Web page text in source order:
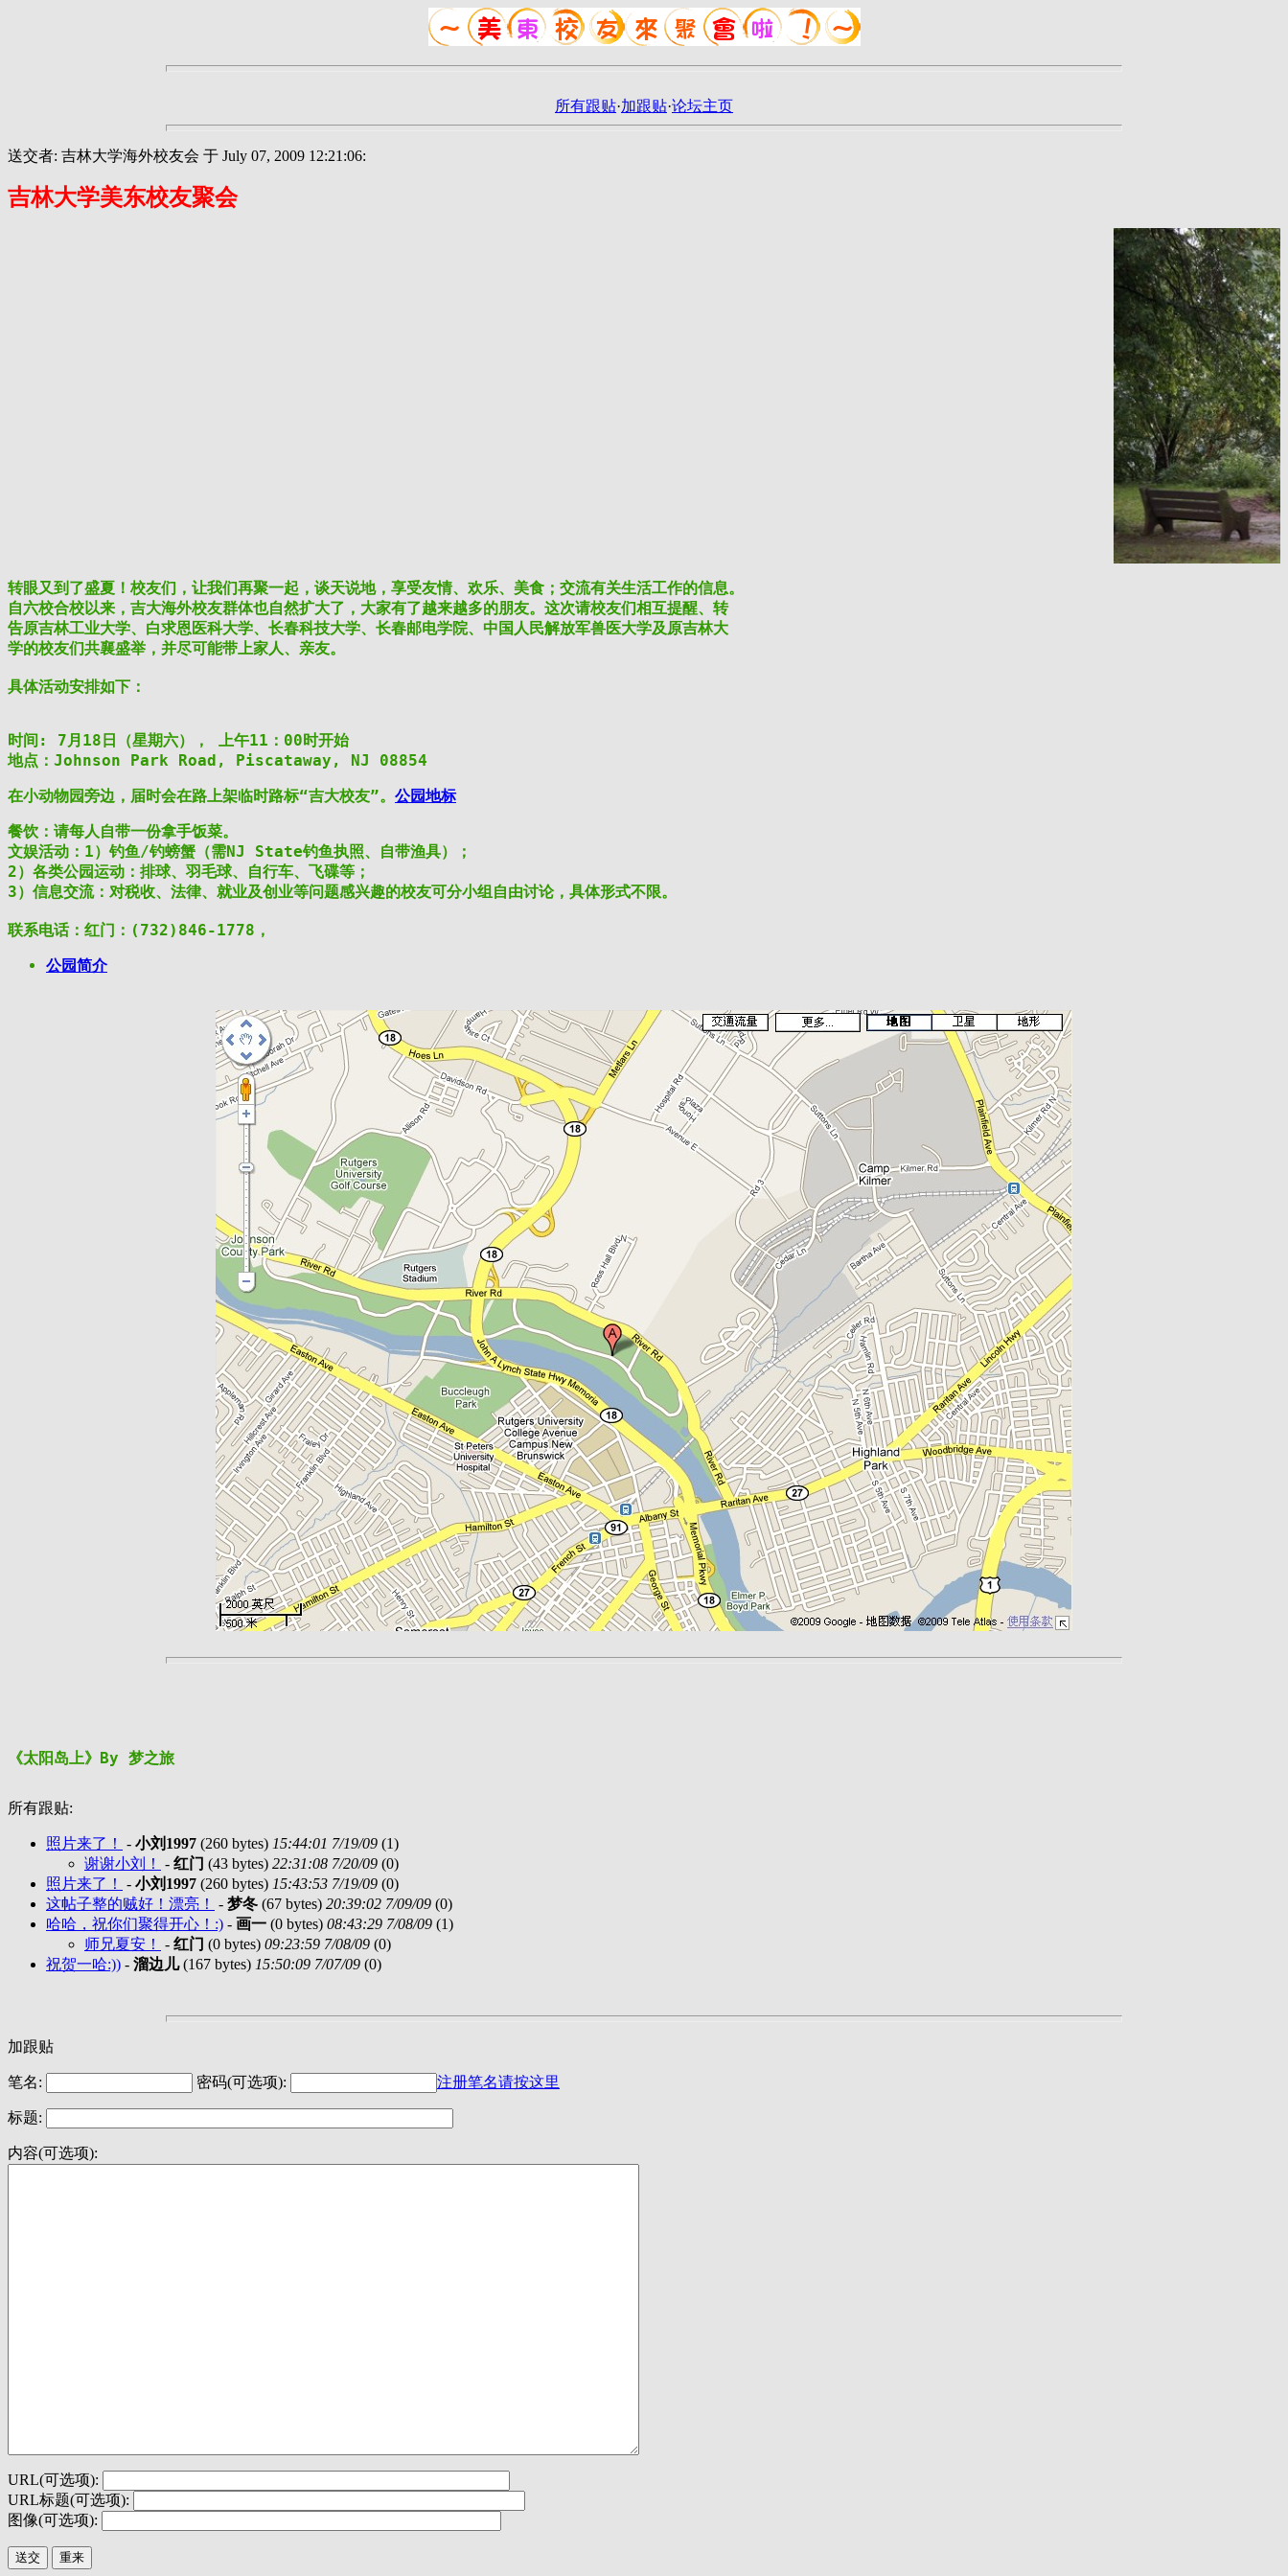
所有跟贴·加跟贴·论坛主页
送交者: 吉林大学海外校友会 于 July 07, 2009 12:21:06:
吉林大学美东校友聚会
转眼又到了盛夏！校友们，让我们再聚一起，谈天说地，享受友情、欢乐、美食；交流有关生活工作的信息。
自六校合校以来，吉大海外校友群体也自然扩大了，大家有了越来越多的朋友。这次请校友们相互提醒、转
告原吉林工业大学、白求恩医科大学、长春科技大学、长春邮电学院、中国人民解放军兽医大学及原吉林大
学的校友们共襄盛举，并尽可能带上家人、亲友。
具体活动安排如下：
时间: 7月18日（星期六）， 上午11：00时开始
地点：Johnson Park Road, Piscataway, NJ 08854
在小动物园旁边，届时会在路上架临时路标“吉大校友”。 公园地标
餐饮：请每人自带一份拿手饭菜。
文娱活动：1）钓鱼/钓螃蟹（需NJ State钓鱼执照、自带渔具）；
2）各类公园运动：排球、羽毛球、自行车、飞碟等；
3）信息交流：对税收、法律、就业及创业等问题感兴趣的校友可分小组自由讨论，具体形式不限。
联系电话：红门：(732)846-1778，
公园简介
《太阳岛上》By 梦之旅
所有跟贴:
照片来了！ - 小刘1997 (260 bytes) 15:44:01 7/19/09 (1)
谢谢小刘！
- 红门 (43 bytes) 22:31:08 7/20/09 (0)
照片来了！
- 小刘1997 (260 bytes) 15:43:53 7/19/09 (0)
这帖子整的贼好！漂亮！
- 梦冬 (67 bytes) 20:39:02 7/09/09 (0)
哈哈，祝你们聚得开心！:) - 画一 (0 bytes) 08:43:29 7/08/09 (1)
师兄夏安！
- 红门 (0 bytes) 09:23:59 7/08/09 (0)
祝贺一哈:)) - 溜边儿(167 bytes) 15:50:09 7/07/09 (0)
加跟贴
笔名: 密码(可选项): 注册笔名请按这里
标题:
内容(可选项):
URL(可选项):
URL标题(可选项):
图像(可选项):